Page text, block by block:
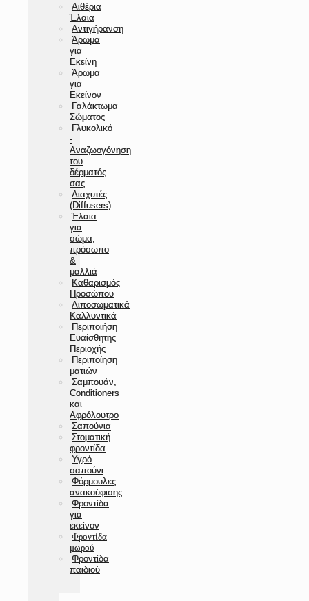
Αιθέρια
Έλαια
Αντιγήρανση
Άρωμα
για
Εκείνη
Άρωμα
για
Εκείνον
Γαλάκτωμα
Σώματος
Γλυκολικό
-
Αναζωογόνηση
του
δέρματός
σας
Διαχυτές
(Diffusers)
Έλαια
για
σώμα,
πρόσωπο
&
μαλλιά
Καθαρισμός
Προσώπου
Λιποσωματικά
Καλλυντικά
Περιποιήση
Ευαίσθητης
Περιοχής
Περιποίηση
ματιών
Σαμπουάν,
Conditioners
και
Αφρόλουτρο
Σαπούνια
Στοματική
φροντίδα
Υγρό
σαπούνι
Φόρμουλες
ανακούφισης
Φροντίδα
για
εκείνον
Φροντίδα
μωρού
Φροντίδα
παιδιού